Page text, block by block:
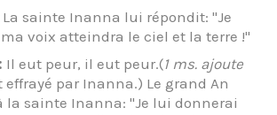
La sainte Inanna lui répondit: "Je
voix atteindra le ciel et la terre !"
Il eut peur, il eut peur.(1 ms. ajoute
effrayé par Inanna.) Le grand An
la sainte Inanna: "Je lui donnerai